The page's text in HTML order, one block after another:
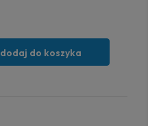
dodaj do koszyka